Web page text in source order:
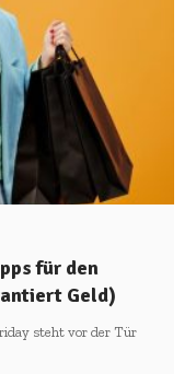
für den
Geld)
steht vor der Tür